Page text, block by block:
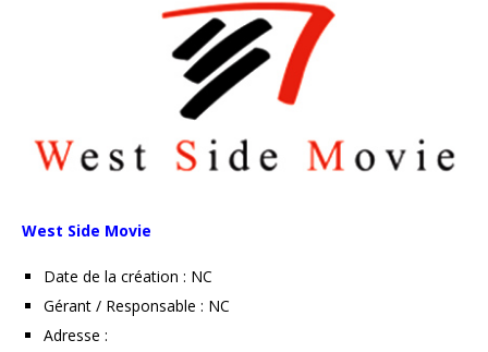
West Side Movie
Date de la création : NC
Gérant / Responsable : NC
Adresse :